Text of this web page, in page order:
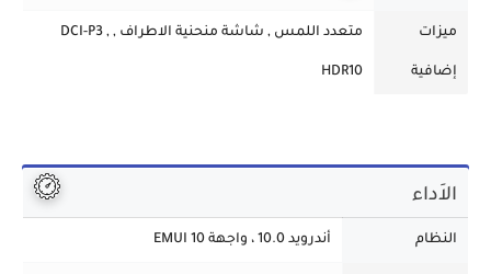
ميزات
إضافية
متعدد اللمس , شاشة منحنية الاطراف , DCI-P3 ,
HDR10
الاَداء
النظام أندرويد 10.0 ، واجهة EMUI 10